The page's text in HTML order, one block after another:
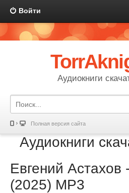
Войти
Аудиокниги
Полная версия сайта
Аудиокниги
Евгений Астахов
(2025) МР3